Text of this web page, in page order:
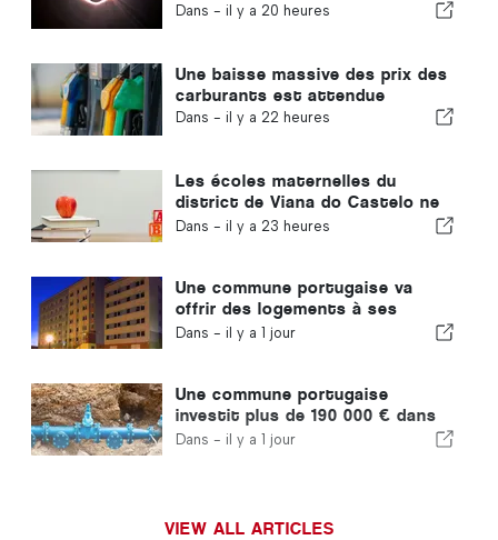
Dans - il y a 20 heures
Une baisse massive des prix des
carburants est attendue
Dans - il y a 22 heures
Les écoles maternelles du
district de Viana do Castelo ne
fermeront pas au Portugal
Dans - il y a 23 heures
Une commune portugaise va
offrir des logements à ses
habitants
Dans - il y a 1 jour
Une commune portugaise
investit plus de 190 000 € dans
l'approvisionnement en eau
Dans - il y a 1 jour
VIEW ALL ARTICLES